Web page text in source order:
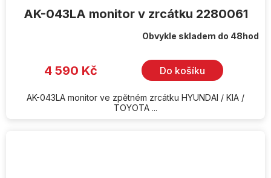
AK-043LA monitor v zrcátku 2280061
Obvykle skladem do 48hod
4 590 Kč Do košíku
AK-043LA monitor ve zpětném zrcátku HYUNDAI / KIA /
TOYOTA ...